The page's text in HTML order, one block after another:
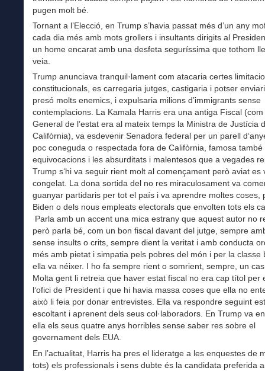
pugen molt bé.
Tornant a l’Elecció, en Trump s’havia passat més d’un any
cada dia més amb mots grollers i insultants dirigits al
un home encarat amb una desfeta seguríssima que tothom
veia.
Trump anunciava tranquil·lament com atacaria certes
constitucionals, es carregaria jutges, castigaria i potser
presó molts enemics, i expulsaria milions d’immigrants sense
contemplacions. La Kamala Harris era una antiga Fiscal
General de l’estat era al mateix temps la Ministra de Justícia
Califòrnia), va esdevenir Senadora federal per un parell
poc coneguda o respectada fora de Califòrnia, famosa també
equivocacions i les absurditats i malentesos que a vegades
Trump s‘hi va seguir rient molt al començament però aviat es
congelat. La dona sortida del no res miraculosament va
guanyar partidaris per tot el país i va aprendre moltes coses,
Biden o dels nous empleats electorals que envolten tots els
Parla amb un accent una mica estrany que aquest autor no
però parla bé, com un bon fiscal davant del jutge, sempre
sense insults o crits, sempre dient la veritat i amb conducta
més amb pietat i simpatia pels pobres del món i per la classe
ella va néixer. I ho fa sempre rient o somrient, sempre, un
Molta gent li retreia que haver estat fiscal no era cap títol per
l‘ofici de President i que hi havia massa coses que ella no
això li feia por donar entrevistes. Ella va respondre seguint
escoltant i aprenent dels seus col·laboradors. En Trump va
ella els seus quatre anys horribles sense saber res sobre el
governament dels EUA.
En l’actualitat, Harris ha pres el lideratge a les enquestes de
tots) els professionals i sens dubte és la candidata preferida